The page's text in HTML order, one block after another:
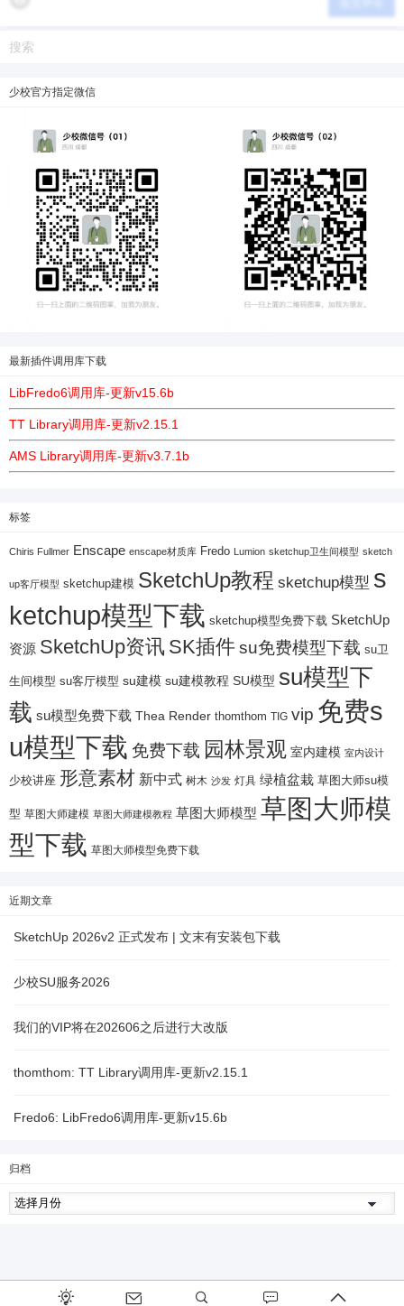
少校官方指定微信
最新插件调用库下载
LibFredo6调用库-更新v15.6b
TT Library调用库-更新v2.15.1
AMS Library调用库-更新v3.7.1b
标签
Chiris Fullmer Enscape enscape材质库 Fredo Lumion sketchup卫生间模型 sketch
up客厅模型 sketchup建模 SketchUp教程 sketchup模型 s
ketchup模型下载 sketchup模型免费下载 SketchUp
资源 SketchUp资讯 SK插件su免费模型下载 su卫
生间模型 su客厅模型 su建模 su建模教程 SU模型 su模型下
载 su模型免费下载 Thea Render thomthom TIG vip 免费s
u模型下载 免费下载 园林景观 室内建模 室内设计
少校讲座 形意素材 新中式 树木 沙发 灯具 绿植盆栽 草图大师su模
型 草图大师建模 草图大师建模教程 草图大师模型 草图大师模
型下载 草图大师模型免费下载
近期文章
SketchUp 2026v2 正式发布 | 文末有安装包下载
少校SU服务2026
我们的VIP将在202606之后进行大改版
thomthom: TT Library调用库-更新v2.15.1
Fredo6: LibFredo6调用库-更新v15.6b
归档